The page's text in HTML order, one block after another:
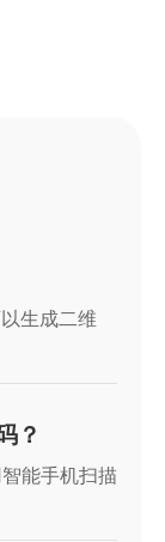
生成二维
？
能手机扫描